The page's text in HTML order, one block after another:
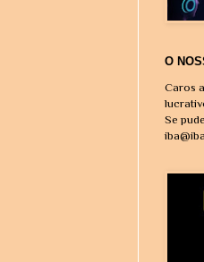
O
Caros
Se